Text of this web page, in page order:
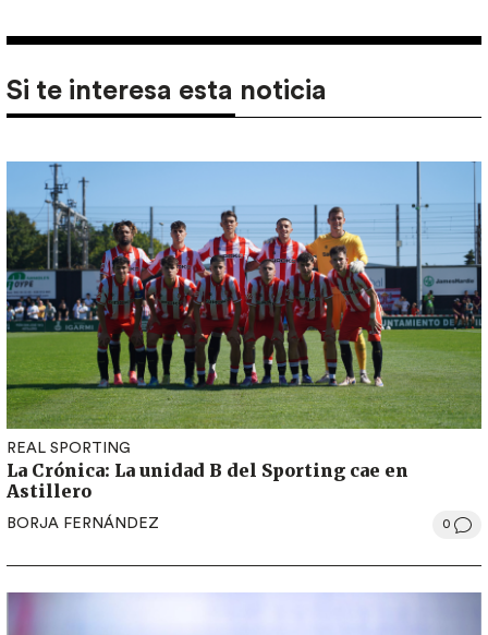
Si te interesa esta noticia
REAL SPORTING
La Crónica: La unidad B del Sporting cae en
Astillero
BORJA FERNÁNDEZ 0